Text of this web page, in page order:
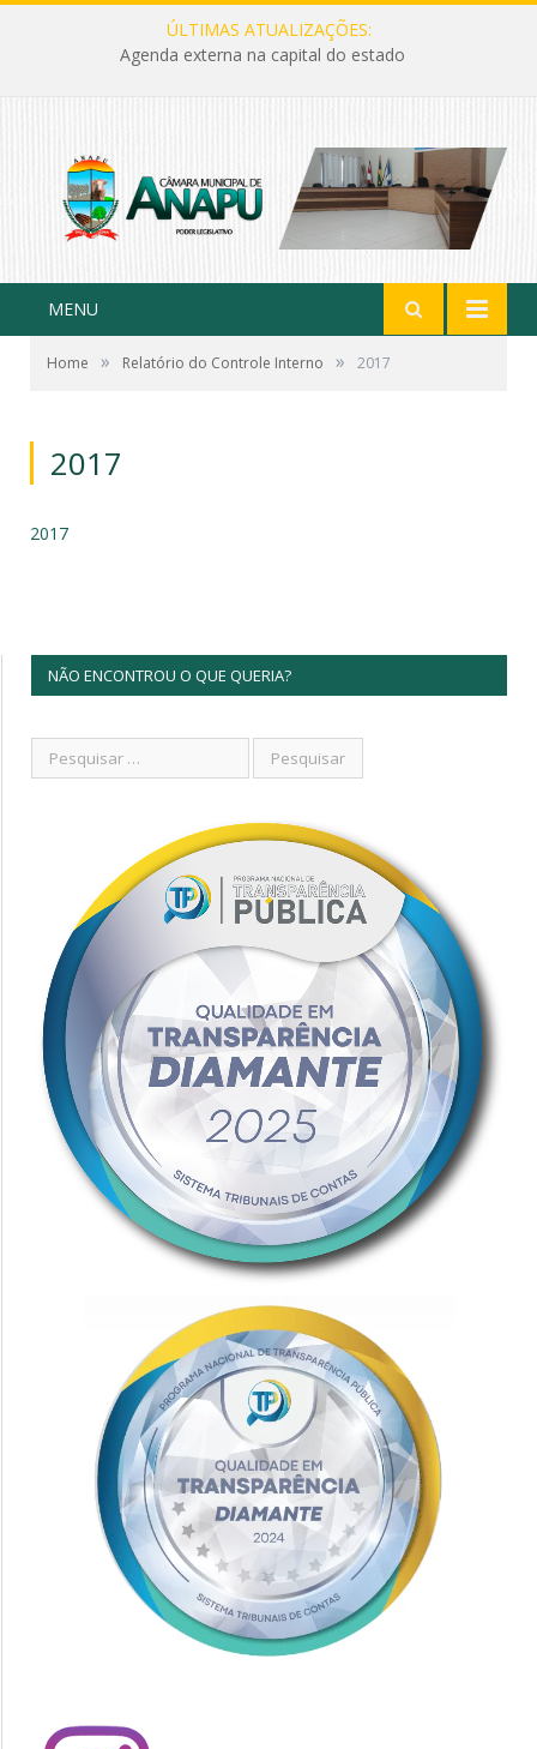
ÚLTIMAS ATUALIZAÇÕES:
Agenda externa na capital do estado
MENU
Home » Relatório do Controle Interno » 2017
2017
2017
NÃO ENCONTROU O QUE QUERIA?